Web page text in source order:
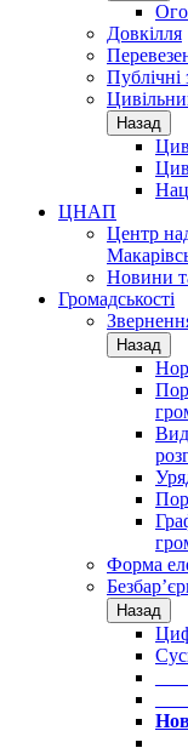
Довкілля
Публічні
Назад
ЦНАП
Центр
Новини
Громадськості
Назад
Форма
Назад